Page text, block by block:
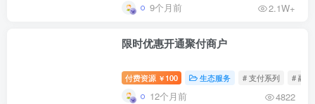
9个月前 2.1W+
限时优惠开通聚付商户
付费资源 ￥ 100 生态服务 # 支付系列 # 融
12个月前 4822